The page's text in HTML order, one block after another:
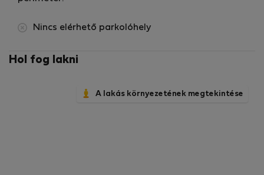
Rendszeres takarítási szolgáltatás
Karbantartási támogatás
Nincs elérhető parkolóhely
Hol fog lakni
A lakás környezetének megtekintése